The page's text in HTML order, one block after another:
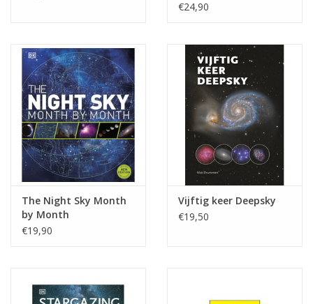
€24,90
The Night Sky Month
by Month
€19,90
Vijftig keer Deepsky
€19,50